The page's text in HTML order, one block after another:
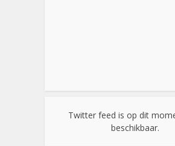
Twitter feed is op dit
beschikbaar.